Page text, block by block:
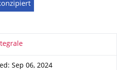
Sep 06, 2024